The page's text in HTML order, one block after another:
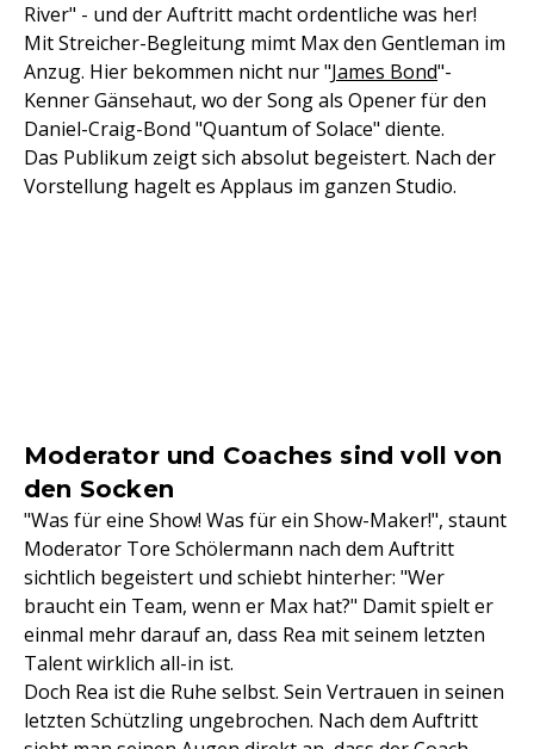
River" - und der Auftritt macht ordentliche was her!
Mit Streicher-Begleitung mimt Max den Gentleman im
Anzug. Hier bekommen nicht nur "James Bond"-
Kenner Gänsehaut, wo der Song als Opener für den
Daniel-Craig-Bond "Quantum of Solace" diente.
Das Publikum zeigt sich absolut begeistert. Nach der
Vorstellung hagelt es Applaus im ganzen Studio.
Moderator und Coaches sind voll von
den Socken
"Was für eine Show! Was für ein Show-Maker!", staunt
Moderator Tore Schölermann nach dem Auftritt
sichtlich begeistert und schiebt hinterher: "Wer
braucht ein Team, wenn er Max hat?" Damit spielt er
einmal mehr darauf an, dass Rea mit seinem letzten
Talent wirklich all-in ist.
Doch Rea ist die Ruhe selbst. Sein Vertrauen in seinen
letzten Schützling ungebrochen. Nach dem Auftritt